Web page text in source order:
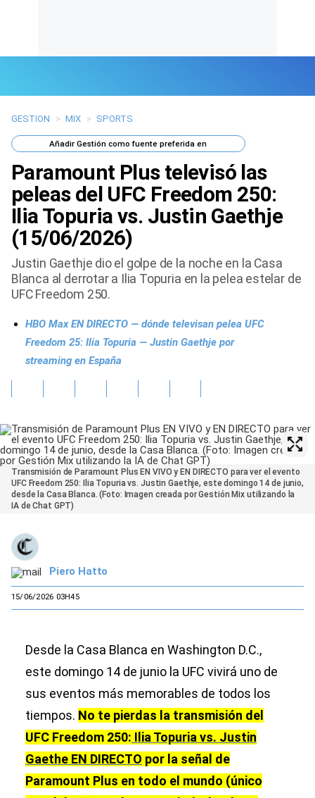
Últimas Noticias
Mi Bolsillo
Respuestas
Gente
Vida Laboral
Tendencias Mix
GESTION > MIX > SPORTS
AñadirGestión como fuente preferida en
Paramount Plus televisó las
peleas del UFC Freedom 250:
Ilia Topuria vs. Justin Gaethje
(15/06/2026)
Justin Gaethje dio el golpe de la noche en la Casa
Blanca al derrotar a Ilia Topuria en la pelea estelar de
UFC Freedom 250.
HBO Max EN DIRECTO — dónde televisan pelea UFC
Freedom 25: Ilia Topuria — Justin Gaethje por
streaming en España
Transmisión de Paramount Plus EN VIVO y EN DIRECTO para ver el evento
UFC Freedom 250: Ilia Topuria vs. Justin Gaethje, este domingo 14 de junio,
desde la Casa Blanca. (Foto: Imagen creada por Gestión Mix utilizando la
IA de Chat GPT)
Piero Hatto
15/06/2026 03H45
Desde la Casa Blanca en Washington D.C.,
este domingo 14 de junio la UFC vivirá uno de
sus eventos más memorables de todos los
tiempos. No te pierdas la transmisión del
UFC Freedom 250: Ilia Topuria vs. Justin
Gaethe EN DIRECTO por la señal de
Paramount Plus en todo el mundo (único